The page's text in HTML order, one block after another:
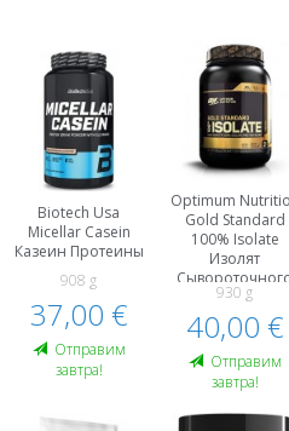
Biotech Usa
Micellar Casein
Казеин Протеины
908 g
37,00 €
Oтправим
завтра!
Optimum
Gold Standard
100% Isolate
Изолят
Белка, WPI
Протеины
930 g
40,00 €
Oтправим
завтра!